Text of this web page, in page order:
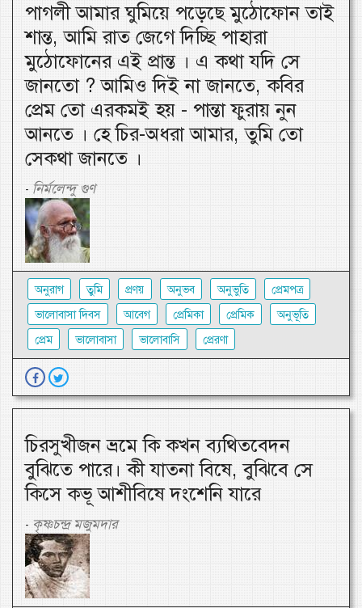
পাগলী আমার ঘুমিয়ে পড়েছে মুঠোফোন তাই
শান্ত, আমি রাত জেগে দিচ্ছি পাহারা
মুঠোফোনের এই প্রান্ত । এ কথা যদি সে
জানতো ? আমিও দিই না জানতে, কবির
প্রেম তো এরকমই হয় - পান্তা ফুরায় নুন
আনতে । হে চির-অধরা আমার, তুমি তো
সেকথা জানতে ।
- নির্মলেন্দু গুণ
অনুরাগ তুমি প্রণয় অনুভব অনুভুতি
প্রেমপত্র
ভালোবাসা দিবস
আবেগ প্রেমিকা প্রেমিক
অনুভূতি
প্রেম
ভালোবাসা ভালোবাসি প্রেরণা
চিরসুখীজন ভ্রমে কি কখন ব্যথিতবেদন
বুঝিতে পারে। কী যাতনা বিষে, বুঝিবে সে
কিসে কভূ আশীবিষে দংশেনি যারে
- কৃষ্ণচন্দ্র মজুমদার